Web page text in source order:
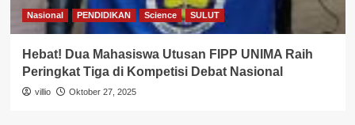
Nasional PENDIDIKAN Science SULUT
Hebat! Dua Mahasiswa Utusan FIPP UNIMA Raih
Peringkat Tiga di Kompetisi Debat Nasional
villio Oktober 27, 2025